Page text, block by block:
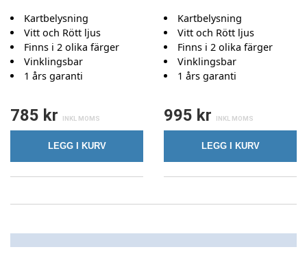
Kartbelysning
Vitt och Rött ljus
Finns i 2 olika färger
Vinklingsbar
1 års garanti
785 kr
LEGG I KURV
Kartbelysning
Vitt och Rött ljus
Finns i 2 olika färger
Vinklingsbar
1 års garanti
995 kr
LEGG I KURV